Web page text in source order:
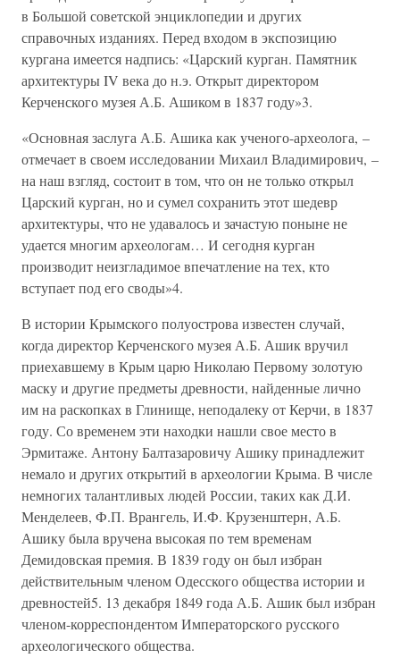
в Большой советской энциклопедии и других
справочных изданиях. Перед входом в экспозицию
кургана имеется надпись: «Царский курган. Памятник
архитектуры IV века до н.э. Открыт директором
Керченского музея А.Б. Ашиком в 1837 году»3.
«Основная заслуга А.Б. Ашика как ученого-археолога, –
отмечает в своем исследовании Михаил Владимирович, –
на наш взгляд, состоит в том, что он не только открыл
Царский курган, но и сумел сохранить этот шедевр
архитектуры, что не удавалось и зачастую поныне не
удается многим археологам… И сегодня курган
производит неизгладимое впечатление на тех, кто
вступает под его своды»4.
В истории Крымского полуострова известен случай,
когда директор Керченского музея А.Б. Ашик вручил
приехавшему в Крым царю Николаю Первому золотую
маску и другие предметы древности, найденные лично
им на раскопках в Глинище, неподалеку от Керчи, в 1837
году. Со временем эти находки нашли свое место в
Эрмитаже. Антону Балтазаровичу Ашику принадлежит
немало и других открытий в археологии Крыма. В числе
немногих талантливых людей России, таких как Д.И.
Менделеев, Ф.П. Врангель, И.Ф. Крузенштерн, А.Б.
Ашику была вручена высокая по тем временам
Демидовская премия. В 1839 году он был избран
действительным членом Одесского общества истории и
древностей5. 13 декабря 1849 года А.Б. Ашик был избран
членом-корреспондентом Императорского русского
археологического общества.